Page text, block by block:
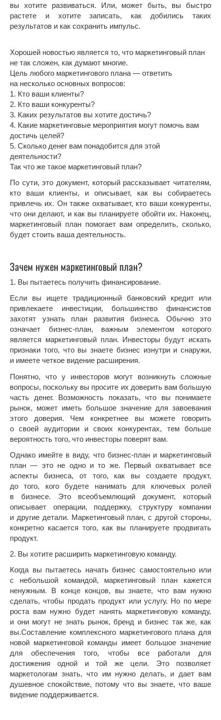
вы хотите развиваться. Или, может быть, вы быстро
растете и хотите записать, как добились таких
результатов и как сохранить импульс.
Хорошей новостью является то, что маркетинговый план
не так сложен, как думают многие.
Цель любого маркетингового плана — ответить
на несколько основных вопросов:
1. Кто ваши клиенты?
2. Кто ваши конкуренты?
3. Каких результатов вы хотите достичь?
4. Какие маркетинговые мероприятия могут помочь вам
достичь целей?
5. Сколько денег вам понадобится для этой
деятельности?
Так что же такое маркетинговый план?
По сути, это документ, который рассказывает читателям,
кто ваши клиенты, и описывает, как вы собираетесь
привлечь их. Он также охватывает, кто ваши конкуренты,
что они делают, и как вы планируете обойти их. Наконец,
маркетинговый план помогает вам определить, сколько,
будет стоить ваша деятельность.
Зачем нужен маркетинговый план?
1. Вы пытаетесь получить финансирование.
Если вы ищете традиционный банковский кредит или
привлекаете инвестиции, большинство финансистов
захотят узнать план развития бизнеса. Обычно это
означает бизнес-план, важным элементом которого
является маркетинговый план. Инвесторы будут искать
признаки того, что вы знаете бизнес изнутри и снаружи,
и имеете четкое видение расширения.
Понятно, что у инвесторов могут возникнуть сложные
вопросы, поскольку вы просите их доверить вам большую
часть денег. Возможность показать, что вы понимаете
рынок, может иметь большое значение для завоевания
этого доверия. Чем конкретнее вы можете говорить
о своей аудитории и своих конкурентах, тем больше
вероятность того, что инвесторы поверят вам.
Однако имейте в виду, что бизнес-план и маркетинговый
план — это не одно и то же. Первый охватывает все
аспекты бизнеса, от того, как вы создаете продукт,
до того, кого будете нанимать для ключевых ролей
в бизнесе. Это всеобъемлющий документ, который
описывает операции, поддержку, структуру компании
и другие детали. Маркетинговый план, с другой стороны,
конкретно касается того, как вы планируете продвигать
продукт.
2. Вы хотите расширить маркетинговую команду.
Когда вы пытаетесь начать бизнес самостоятельно или
с небольшой командой, маркетинговый план кажется
ненужным. В конце концов, вы знаете, что вам нужно
сделать, чтобы продать продукт или услугу. Но по мере
роста вам нужно будет нанять маркетинговую команду,
и они могут не знать рынок, бренд и бизнес так же, как
вы.Составление комплексного маркетингового плана для
новой маркетинговой команды имеет большое значение
для обеспечения того, чтобы все работали для
достижения одной и той же цели. Это позволяет
маркетологам знать, что им нужно делать, и дает вам
душевное спокойствие, потому что вы знаете, что ваше
видение поддерживается.